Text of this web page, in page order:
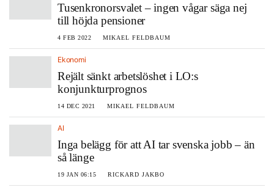
Tusenkronorsvalet – ingen vågar säga nej
till höjda pensioner
4 FEB 2022 MIKAEL FELDBAUM
Ekonomi
Rejält sänkt arbetslöshet i LO:s
konjunkturprognos
14 DEC 2021 MIKAEL FELDBAUM
AI
Inga belägg för att AI tar svenska jobb – än
så länge
19 JAN 06:15 RICKARD JAKBO